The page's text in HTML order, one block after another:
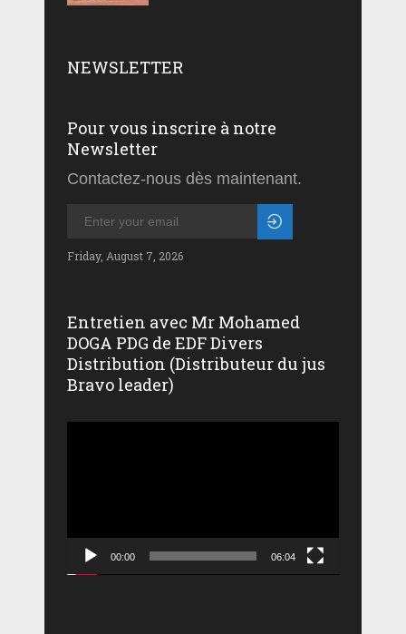
NEWSLETTER
Pour vous inscrire à notre
Newsletter
Contactez-nous dès maintenant.
Friday, August 7, 2026
Entretien avec Mr Mohamed
DOGA PDG de EDF Divers
Distribution (Distributeur du jus
Bravo leader)
00:00 06:04